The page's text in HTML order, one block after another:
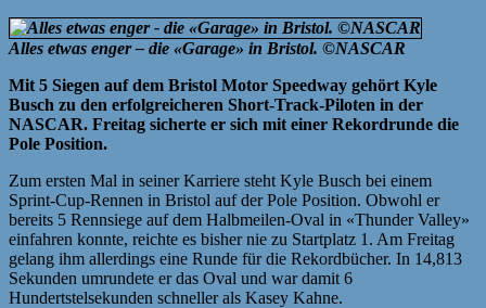
Alles etwas enger – die «Garage» in Bristol. ©NASCAR
Mit 5 Siegen auf dem Bristol Motor Speedway gehört Kyle
Busch zu den erfolgreicheren Short-Track-Piloten in der
NASCAR. Freitag sicherte er sich mit einer Rekordrunde die
Pole Position.
Zum ersten Mal in seiner Karriere steht Kyle Busch bei einem
Sprint-Cup-Rennen in Bristol auf der Pole Position. Obwohl er
bereits 5 Rennsiege auf dem Halbmeilen-Oval in «Thunder Valley»
einfahren konnte, reichte es bisher nie zu Startplatz 1. Am Freitag
gelang ihm allerdings eine Runde für die Rekordbücher. In 14,813
Sekunden umrundete er das Oval und war damit 6
Hundertstelsekunden schneller als Kasey Kahne.